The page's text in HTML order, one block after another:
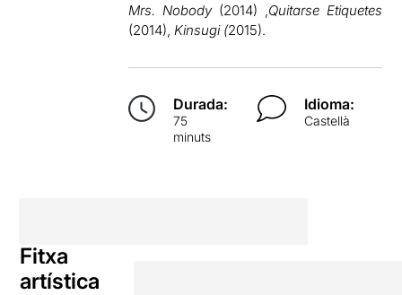
Mrs. Nobody(2014) ,Quitarse Etiquetes
(2014),Kinsugi (2015).
Durada:
75
minuts
Idioma:
Castellà
Fitxa
artística